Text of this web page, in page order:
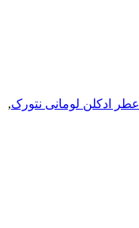
عطر ادکلن لومانی نتورک,